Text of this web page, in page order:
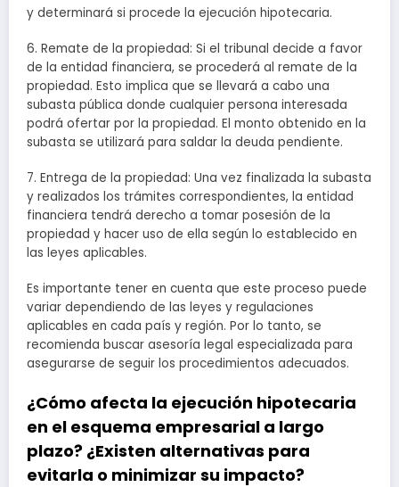
y determinará si procede la ejecución hipotecaria.
6. Remate de la propiedad: Si el tribunal decide a favor
de la entidad financiera, se procederá al remate de la
propiedad. Esto implica que se llevará a cabo una
subasta pública donde cualquier persona interesada
podrá ofertar por la propiedad. El monto obtenido en la
subasta se utilizará para saldar la deuda pendiente.
7. Entrega de la propiedad: Una vez finalizada la subasta
y realizados los trámites correspondientes, la entidad
financiera tendrá derecho a tomar posesión de la
propiedad y hacer uso de ella según lo establecido en
las leyes aplicables.
Es importante tener en cuenta que este proceso puede
variar dependiendo de las leyes y regulaciones
aplicables en cada país y región. Por lo tanto, se
recomienda buscar asesoría legal especializada para
asegurarse de seguir los procedimientos adecuados.
¿Cómo afecta la ejecución hipotecaria
en el esquema empresarial a largo
plazo? ¿Existen alternativas para
evitarla o minimizar su impacto?